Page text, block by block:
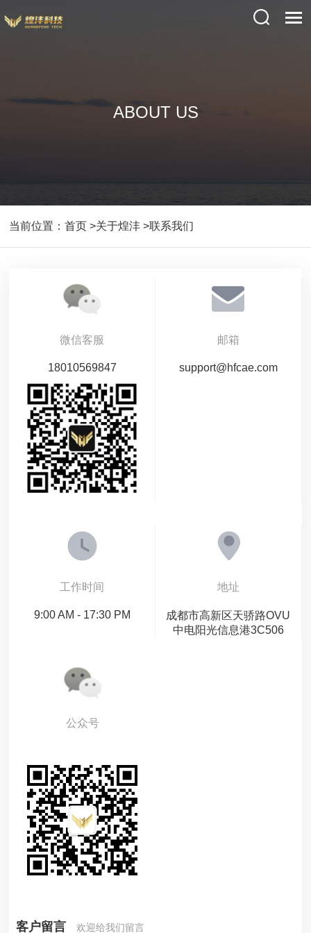
ABOUT US
当前位置：首页 >关于煌沣 >联系我们
微信客服
18010569847
邮箱
support@hfcae.com
工作时间
9:00 AM - 17:30 PM
地址
成都市高新区天骄路OVU
中电阳光信息港3C506
公众号
客户留言 欢迎给我们留言